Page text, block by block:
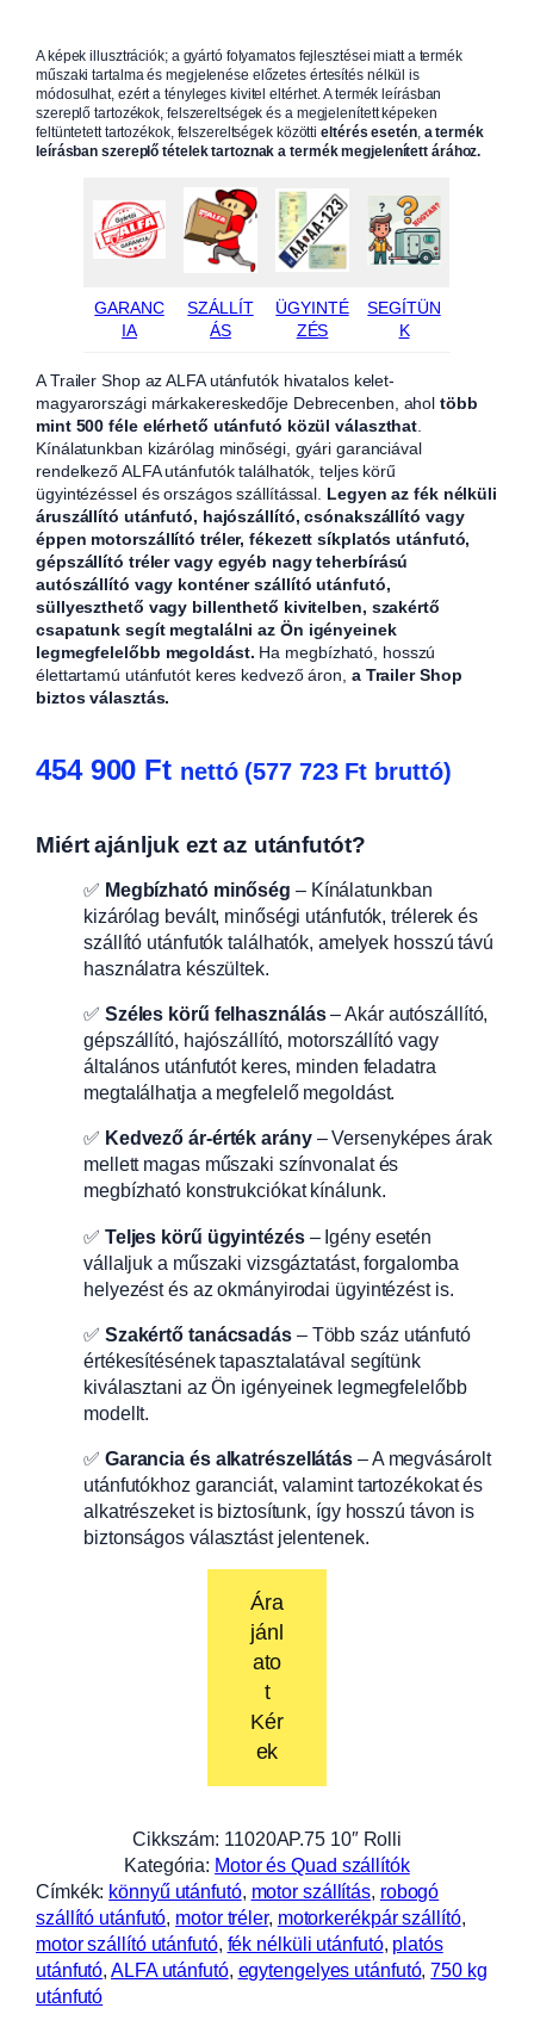
A képek illusztrációk; a gyártó folyamatos fejlesztései miatt a termék
műszaki tartalma és megjelenése előzetes értesítés nélkül is
módosulhat, ezért a tényleges kivitel eltérhet. A termék leírásban
szereplő tartozékok, felszereltségek és a megjelenített képeken
feltüntetett tartozékok, felszereltségek közöttieltérés esetén, a termék
leírásban szereplő tételek tartoznak a termék megjelenített árához.
GARANC
IA
SZÁLLÍT
ÁS
ÜGYINTÉ
ZÉS
SEGÍTÜN
K
A Trailer Shop az ALFA utánfutók hivatalos kelet-
magyarországi márkakereskedője Debrecenben, aholtöbb
mint 500 féle elérhető utánfutó közül választhat
Kínálatunkban kizárólag minőségi, gyári garanciával
rendelkező ALFA utánfutók találhatók, teljes körű
ügyintézéssel és országos szállítással. Legyen az fék nélküli
áruszállító utánfutó, hajószállító, csónakszállító vagy
éppen motorszállító tréler, fékezett síkplatós utánfutó,
gépszállító tréler vagy egyéb nagy teherbírású
autószállító vagy konténer szállító utánfutó,
süllyeszthető vagy billenthető kivitelben, szakértő
csapatunk segít megtalálni az Ön igényeinek
legmegfelelőbb megoldást. Ha megbízható, hosszú
élettartamú utánfutót keres kedvező áron, a Trailer Shop
biztos választás.
454 900 Ft nettó (577 723 Ft bruttó)
Miért ajánljuk ezt az utánfutót?
✅ Megbízható minőség – Kínálatunkban
kizárólag bevált, minőségi utánfutók, trélerek és
szállító utánfutók találhatók, amelyek hosszú távú
használatra készültek.
✅ Széles körű felhasználás– Akár autószállító,
gépszállító, hajószállító, motorszállító vagy
általános utánfutót keres, minden feladatra
megtalálhatja a megfelelő megoldást.
✅ Kedvező ár-érték arány– Versenyképes árak
mellett magas műszaki színvonalat és
megbízható konstrukciókat kínálunk.
✅ Teljes körű ügyintézés– Igény esetén
vállaljuk a műszaki vizsgáztatást, forgalomba
helyezést és az okmányirodai ügyintézést is.
✅ Szakértő tanácsadás– Több száz utánfutó
értékesítésének tapasztalatával segítünk
kiválasztani az Ön igényeinek legmegfelelőbb
modellt.
✅ Garancia és alkatrészellátás – A megvásárolt
utánfutókhoz garanciát, valamint tartozékokat és
alkatrészeket is biztosítunk, így hosszú távon is
biztonságos választást jelentenek.
Ára
jánl
ato
t
Kér
ek
Cikkszám: 11020AP.75 10″ Rolli
Kategória: Motor és Quad szállítók
Címkék: könnyű utánfutó, motor szállítás, robogó
szállító utánfutó, motor tréler, motorkerékpár szállító
motor szállító utánfutó, fék nélküli utánfutó, platós
utánfutó, ALFA utánfutó, egytengelyes utánfutó, 750 kg
utánfutó